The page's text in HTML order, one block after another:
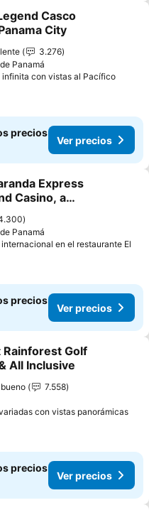
a favoritos
Casco
City
3.276
Panamá
infinita con vistas al Pacífico
precios
Ver precios
a favoritos
Express
Casino, a
of Radisson
Panamá
en el restaurante El
precios
Ver precios
a favoritos
Rainforest Golf
All Inclusive
7.558
con vistas panorámicas
precios
Ver precios